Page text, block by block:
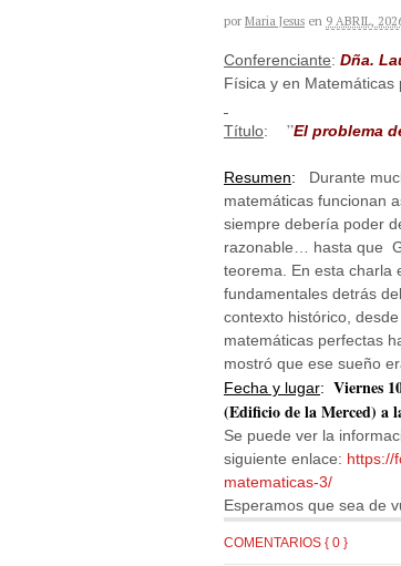
por Maria Jesus en 9 ABRIL,
Conferenciante: Dña.
Física y en Matemáticas
Título: ”El problema
Resumen:
Durante
matemáticas funcionan
siempre debería poder
razonable… hasta que
teorema. En esta charla
fundamentales detrás
contexto histórico,
matemáticas perfectas
mostró que ese sueño
Fecha y lugar: Viernes
(Edificio de la Merced) a
Se puede ver la
siguiente enlace: https://
matematicas-3/
Esperamos que sea de
COMENTARIOS { 0 }